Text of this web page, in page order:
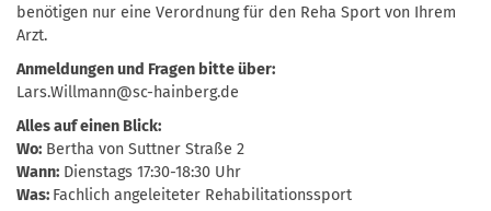
benötigen nur eine Verordnung für den Reha Sport von Ihrem
Arzt.
Anmeldungen und Fragen bitte über:
Lars.Willmann@sc-hainberg.de
Alles auf einen Blick:
Wo: Bertha von Suttner Straße 2
Wann: Dienstags 17:30-18:30 Uhr
Was: Fachlich angeleiteter Rehabilitationssport